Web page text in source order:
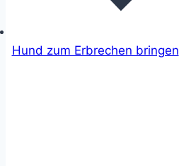
Hund zum Erbrechen bringen